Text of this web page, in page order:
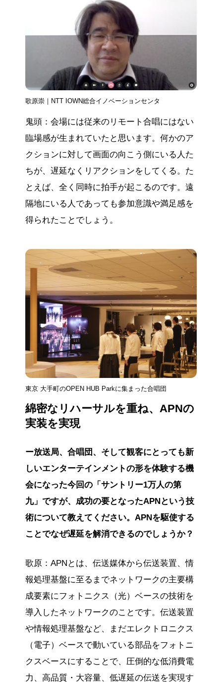
歌原崇｜NTT IOWN総合イノベーションセンタ
鬼頭：会場には従来のリモート合唱にはない
臨場感が生まれていたと思います。何かのア
クションに対して画面の向こう側にいる人た
ちが、遅延なくリアクションをしてくる。た
とえば、全く同時に拍手が起こるのです。遠
隔地にいる人であっても参加意識や満足感を
得られたことでしょう。
東京 大手町のOPEN HUB Parkに集まった合唱団
綿密なリハーサルを重ね、APNの
実装を実現
ー放送局、合唱団、そして観客にとっても新
しいエンターテインメントの形を体験する機
会になった今回の「サントリー1万人の第
九」ですが、成功の要となったAPNという技
術について教えてください。APNを駆使する
ことでなぜ遅延を解消できるのでしょうか？
歌原：APNとは、伝送媒体から伝送装置、情
報処理基盤に至るまでネットワークの主要構
成要素にフォトニクス（光）ベースの技術を
導入したネットワークのことです。伝送装置
や情報処理基盤など、まだエレクトロニクス
（電子）ベースで動いている部品をフォトニ
クスベースにすることで、圧倒的な低消費電
力、高品質・大容量、低遅延の伝送を実現す